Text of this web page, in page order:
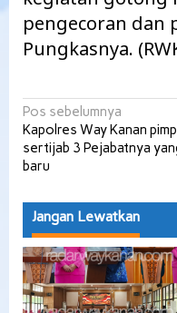
pengecoran dan
Pungkasnya.
Navigasi
pos
Pos sebelumnya
Kapolres Way Kanan
sertijab 3 Pejabatnya
baru
Jangan Lewatkan